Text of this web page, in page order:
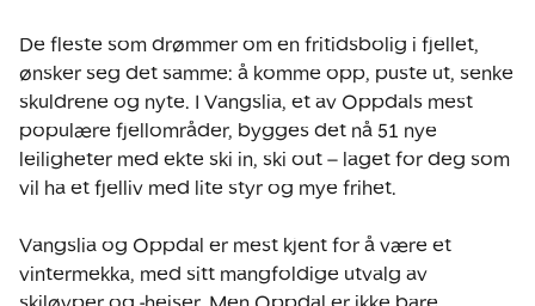
De fleste som drømmer om en fritidsbolig i fjellet,
ønsker seg det samme: å komme opp, puste ut, senke
skuldrene og nyte. I Vangslia, et av Oppdals mest
populære fjellområder, bygges det nå 51 nye
leiligheter med ekte ski in, ski out – laget for deg som
vil ha et fjelliv med lite styr og mye frihet.
Vangslia og Oppdal er mest kjent for å være et
vintermekka, med sitt mangfoldige utvalg av